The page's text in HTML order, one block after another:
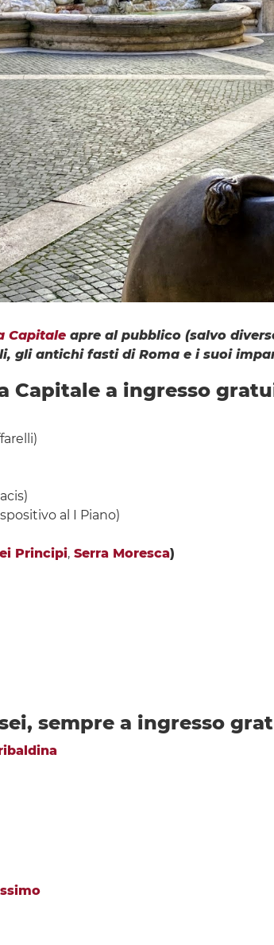
Capitaleapre al pubblico (salvo
gli antichi fasti di Roma e i suoi
Capitale a ingresso
al I Piano)
Principi, Serra Moresca)
sempre a ingresso